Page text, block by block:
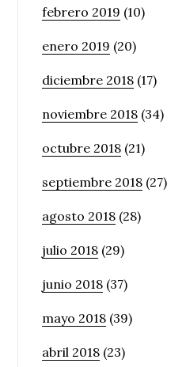
febrero 2019 (10)
enero 2019 (20)
diciembre 2018 (17)
noviembre 2018 (34)
octubre 2018 (21)
septiembre 2018 (27)
agosto 2018 (28)
julio 2018 (29)
junio 2018 (37)
mayo 2018 (39)
abril 2018 (23)